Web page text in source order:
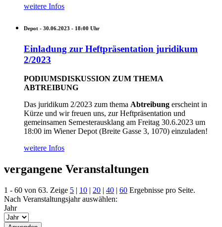
weitere Infos
Depot - 30.06.2023 - 18:00 Uhr
Einladung zur Heftpräsentation juridikum
2/2023
PODIUMSDISKUSSION ZUM THEMA
ABTREIBUNG
Das juridikum 2/2023 zum thema Abtreibung erscheint in
Kürze und wir freuen uns, zur Heftpräsentation und
gemeinsamen Semesterausklang am Freitag 30.6.2023 um
18:00 im Wiener Depot (Breite Gasse 3, 1070) einzuladen!
weitere Infos
vergangene Veranstaltungen
1 - 60 von 63. Zeige 5 | 10 | 20 | 40 | 60 Ergebnisse pro Seite.
Nach Veranstaltungsjahr auswählen:
Jahr